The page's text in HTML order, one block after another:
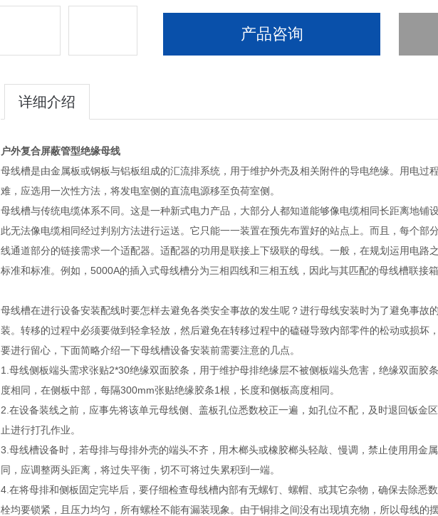
产品咨询
详细介绍
户外复合屏蔽管型绝缘母线
母线槽是由金属板或钢板与铝板组成的汇流排系统，用于维护外壳及相关附件的导电绝缘。用电过
难，应选用一次性方法，将发电室侧的直流电源移至负荷室侧。
母线槽与传统电缆体系不同。这是一种新式电力产品，大部分人都知道能够像电缆相同长距离地铺
此无法像电缆相同经过判别方法进行运送。它只能一一装置在预先布置好的站点上。而且，每个部
线通道部分的链接需求一个适配器。适配器的功用是联接上下级联的母线。一般，在规划运用电路
标准和标准。例如，5000A的插入式母线槽分为三相四线和三相五线，因此与其匹配的母线槽联接箱
母线槽在进行设备安装配线时要怎样去避免各类安全事故的发生呢？进行母线安装时为了避免事故
装。转移的过程中必须要做到轻拿轻放，然后避免在转移过程中的磕碰导致内部零件的松动或损坏
要进行留心，下面简略介绍一下母线槽设备安装前需要注意的几点。
1.母线侧板端头需求张贴2*30绝缘双面胶条，用于维护母排绝缘层不被侧板端头危害，绝缘双面胶
度相同，在侧板中部，每隔300mm张贴绝缘胶条1根，长度和侧板高度相同。
2.在设备装线之前，应事先将该单元母线侧、盖板孔位悉数校正一遍，如孔位不配，及时退回钣金
止进行打孔作业。
3.母线槽设备时，若母排与母排外壳的端头不齐，用木榔头或橡胶榔头轻敲、慢调，禁止使用用金
同，应调整两头距离，将过失平衡，切不可将过失累积到一端。
4.在将母排和侧板固定完毕后，要仔细检查母线槽内部有无螺钉、螺帽、或其它杂物，确保去除悉
栓均要锁紧，且压力均匀，所有螺栓不能有漏装现象。由于铜排之间没有出现填充物，所以母线的摆